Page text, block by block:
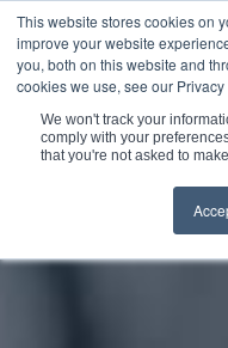
This website stores cookies on
improve your website
you, both on this website and
cookies we use, see our Privacy
We won't track your
comply with your
that you're not asked to
현재 위치: 홈 / 시장 및 응용분